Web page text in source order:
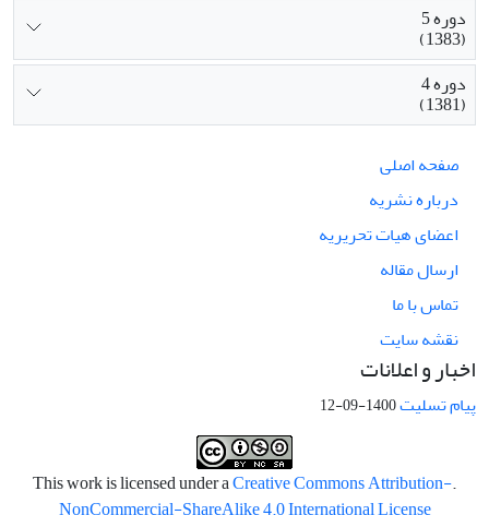
دوره 5
(1383)
دوره 4
(1381)
صفحه اصلی
درباره نشریه
اعضای هیات تحریریه
ارسال مقاله
تماس با ما
نقشه سایت
اخبار و اعلانات
پیام تسلیت1400-09-12
.This work is licensed under a
Creative Commons Attribution-